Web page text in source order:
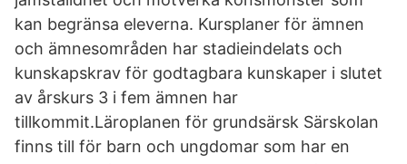
kan begränsa eleverna. Kursplaner för ämnen
och ämnesområden har stadieindelats och
kunskapskrav för godtagbara kunskaper i slutet
av årskurs 3 i fem ämnen har
tillkommit.Läroplanen för grundsärsk Särskolan
finns till för barn och ungdomar som har en